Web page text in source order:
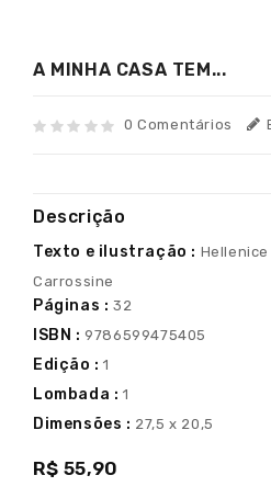
A MINHA CASA TEM...
0 Comentários
Descrição
Texto e ilustração :
Carrossine
Páginas : 32
ISBN : 9786599475405
Edição : 1
Lombada : 1
Dimensões : 27,5 x 20,5
R$ 55,90